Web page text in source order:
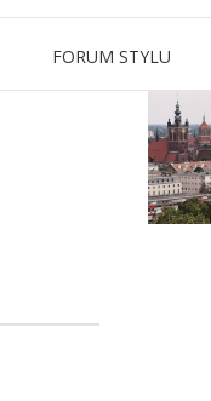
FORUM STYLU